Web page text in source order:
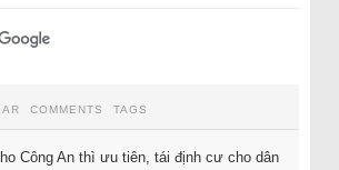
COMMENTS TAGS
Công An thì ưu tiên, tái định cư cho dân